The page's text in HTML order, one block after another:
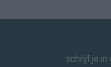
schrijf je in